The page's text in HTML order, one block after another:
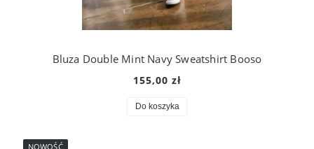
Bluza Double Mint Navy Sweatshirt Booso
155,00 zł
Do koszyka
NOWOŚĆ